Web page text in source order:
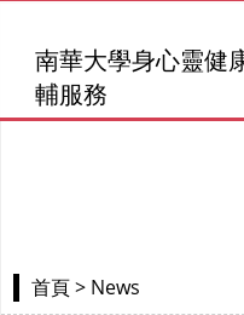
首頁 > News
南華大學身心靈健
輔服務